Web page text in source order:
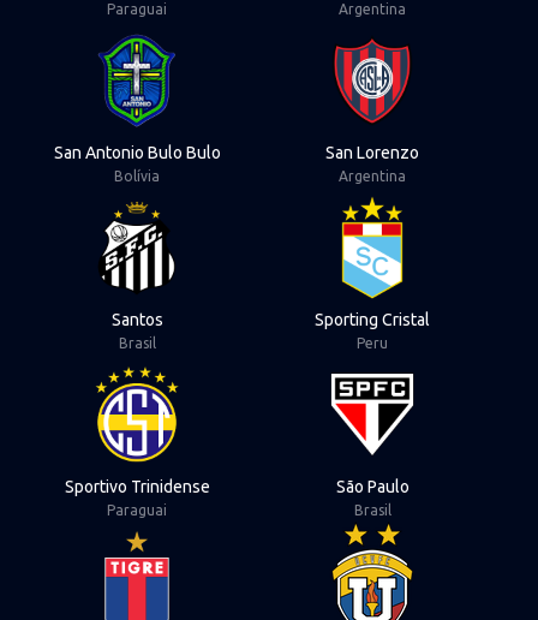
Paraguai Argentina
View San Antonio Bulo Bulo
San Antonio Bulo Bulo
Bolívia
View San Lorenzo
San Lorenzo
Argentina
View Santos
Santos
Brasil
View Sporting
Sporting Cristal
Peru
View Sportivo Trinidense
Sportivo Trinidense
Paraguai
View São Paulo
São Paulo
Brasil
View Tigre View UCV